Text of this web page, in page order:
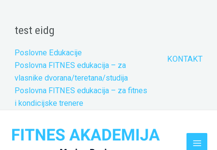
contenttest eidg
Poslovne Edukacije
Poslovna FITNES edukacija – za
vlasnike dvorana/teretana/studija
Poslovna FITNES edukacija – za fitnes
i kondicijske trenere
KONTAKT